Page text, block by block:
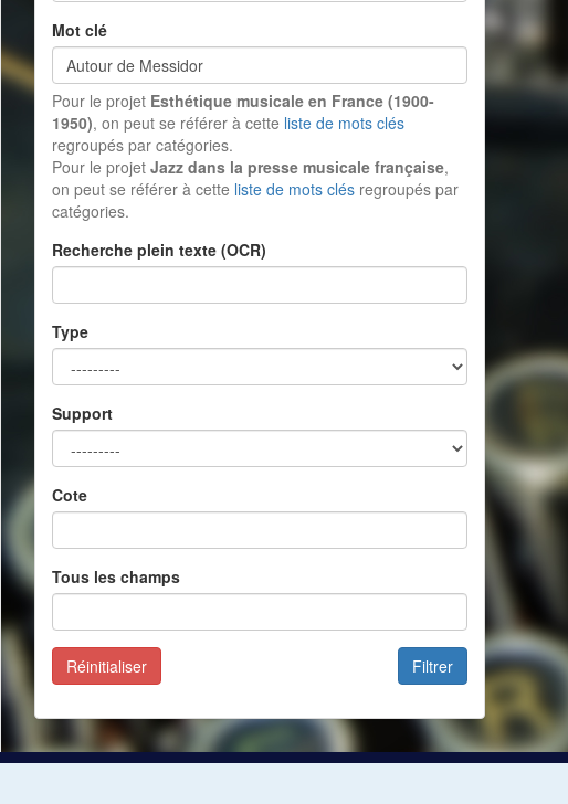
Mot clé
Pour le projet Esthétique musicale en France (1900-
1950), on peut se référer à cette liste de mots clés
regroupés par catégories.
Pour le projet Jazz dans la presse musicale française,
on peut se référer à cette liste de mots clés regroupés par
catégories.
Recherche plein texte (OCR)
Type
Support
Cote
Tous les champs
Filtrer
Réinitialiser